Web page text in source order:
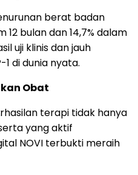
berat badan
bulan dan 14,7% dalam
uji klinis dan jauh
di dunia nyata.
Obat
terapi tidak hanya
yang aktif
NOVI terbukti meraih